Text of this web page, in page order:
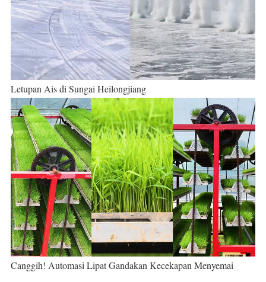
Letupan Ais di Sungai Heilongjiang
Canggih! Automasi Lipat Gandakan Kecekapan Menyemai